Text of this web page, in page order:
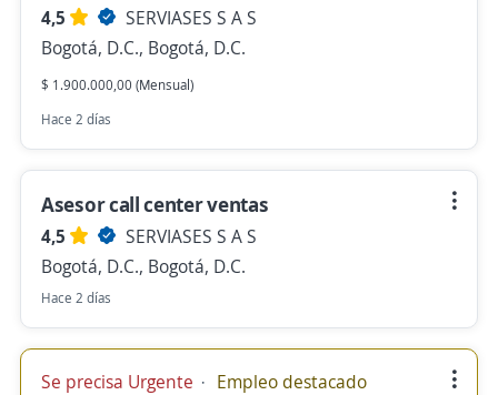
4,5
SERVIASES S A S
Bogotá, D.C., Bogotá, D.C.
$ 1.900.000,00 (Mensual)
Hace 2 días
Asesor call center ventas
4,5
SERVIASES S A S
Bogotá, D.C., Bogotá, D.C.
Hace 2 días
Se precisa Urgente Empleo destacado